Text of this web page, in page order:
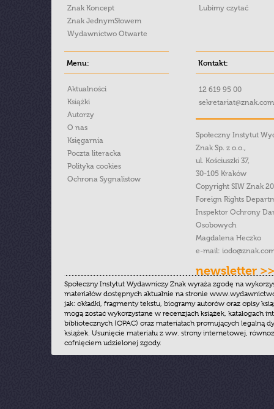
Znak Koncept
Znak JednymSłowem
Wydawnictwo Otwarte
Lubimy czytać
Menu:
Aktualności
Książki
Autorzy
O nas
Księgarnia
Poczta literacka
Polityka cookies
Ochrona Sygnalistow
Kontakt:
12 619 95 00
Społeczny Instytut
Znak Sp. z o.o.,
ul. Kościuszki 37,
30-105 Kraków
Copyright SIW Znak
Foreign Rights
Inspektor Ochrony
Osobowych
Magdalena Heczko
e-mail:
newsletter >>
Społeczny Instytut Wydawniczy Znak wyraża zgodę na
materiałów dostępnych aktualnie na stronie
jak: okładki, fragmenty tekstu, biogramy autorów oraz opisy
mogą zostać wykorzystane w recenzjach książek, katalogach
bibliotecznych (OPAC) oraz materiałach promujących legalną
książek. Usunięcie materiału z ww. strony internetowej,
cofnięciem udzielonej zgody.